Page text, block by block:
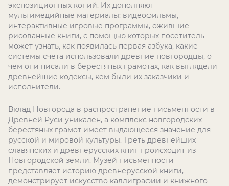
экспозиционных копий. Их дополняют
мультимедийные материалы: видеофильмы,
интерактивные игровые программы, ожившие
рисованные книги, с помощью которых посетитель
может узнать, как появилась первая азбука, какие
системы счета использовали древние новгородцы, о
чем они писали в берестяных грамотах, как выглядели
древнейшие кодексы, кем были их заказчики и
исполнители.
Вклад Новгорода в распространение письменности в
Древней Руси уникален, а комплекс новгородских
берестяных грамот имеет выдающееся значение для
русской и мировой культуры. Треть древнейших
славянских и древнерусских книг происходит из
Новгородской земли. Музей письменности
представляет историю древнерусской книги,
демонстрирует искусство каллиграфии и книжного